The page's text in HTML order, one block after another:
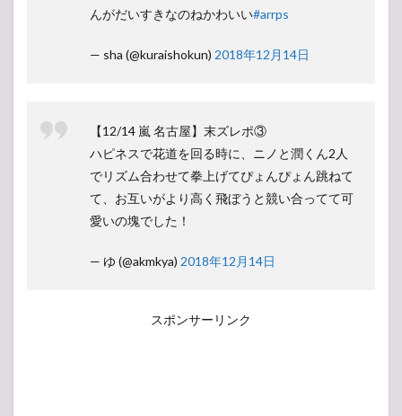
んがだいすきなのねかわいい#arrps
— sha (@kuraishokun) 2018年12月14日
【12/14 嵐 名古屋】末ズレポ③
ハピネスで花道を回る時に、ニノと潤くん2人
でリズム合わせて拳上げてぴょんぴょん跳ねて
て、お互いがより高く飛ぼうと競い合ってて可
愛いの塊でした！
— ゆ (@akmkya) 2018年12月14日
スポンサーリンク